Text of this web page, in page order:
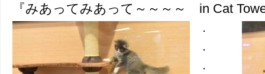
『みあってみあって～～～～ in Cat
.
.
.